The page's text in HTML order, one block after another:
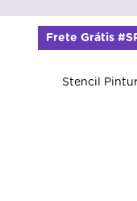
Stencil
Frete Grátis